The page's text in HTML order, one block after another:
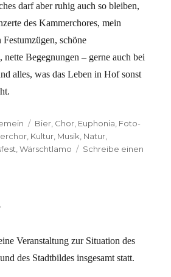
darf aber ruhig auch so bleiben,
des Kammerchores, mein
schöne
nette Begegnungen – gerne auch bei
alles, was das Leben in Hof sonst
Schlagwörter
Bier, Chor, Euphonia, Foto-
, Kultur, Musik, Natur,
,Wärschtlamo
Schreibe einen
Veranstaltung zur Situation des
des Stadtbildes insgesamt statt.